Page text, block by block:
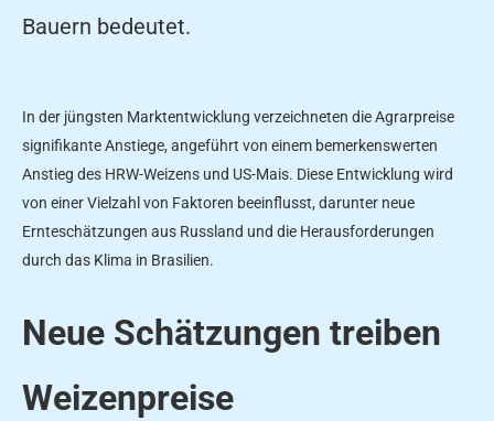
Bauern bedeutet.
In der jüngsten Marktentwicklung verzeichneten die Agrarpreise
signifikante Anstiege, angeführt von einem bemerkenswerten
Anstieg des HRW-Weizens und US-Mais. Diese Entwicklung wird
von einer Vielzahl von Faktoren beeinflusst, darunter neue
Ernteschätzungen aus Russland und die Herausforderungen
durch das Klima in Brasilien.
Neue Schätzungen treiben
Weizenpreise